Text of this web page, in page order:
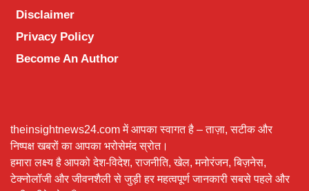
Disclaimer
Privacy Policy
Become An Author
theinsightnews24.com में आपका स्वागत है – ताज़ा, सटीक और
निष्पक्ष खबरों का आपका भरोसेमंद स्रोत।
हमारा लक्ष्य है आपको देश-विदेश, राजनीति, खेल, मनोरंजन, बिज़नेस,
टेक्नोलॉजी और जीवनशैली से जुड़ी हर महत्वपूर्ण जानकारी सबसे पहले और